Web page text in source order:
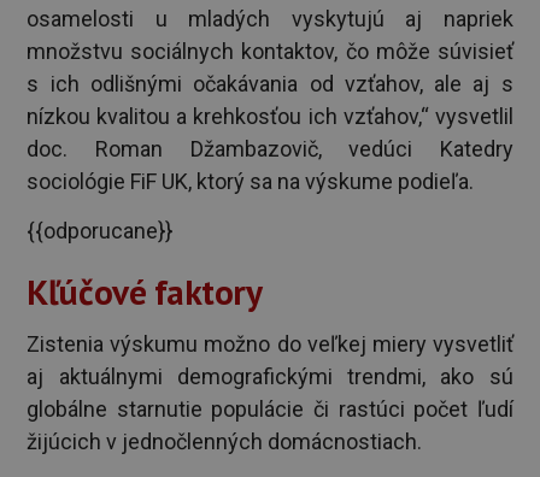
osamelosti u mladých vyskytujú aj napriek
množstvu sociálnych kontaktov, čo môže súvisieť
s ich odlišnými očakávania od vzťahov, ale aj s
nízkou kvalitou a krehkosťou ich vzťahov,“ vysvetlil
doc. Roman Džambazovič, vedúci Katedry
sociológie FiF UK, ktorý sa na výskume podieľa.
{{odporucane}}
Kľúčové faktory
Zistenia výskumu možno do veľkej miery vysvetliť
aj aktuálnymi demografickými trendmi, ako sú
globálne starnutie populácie či rastúci počet ľudí
žijúcich v jednočlenných domácnostiach.